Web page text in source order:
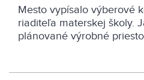
Mesto vypísalo výberové
riaditeľa materskej školy.
plánované výrobné